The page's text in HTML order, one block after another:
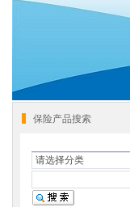
保险产品搜索
请选择分类